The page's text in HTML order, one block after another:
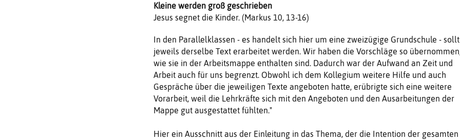
Kleine werden groß geschrieben
Jesus segnet die Kinder. (Markus 10, 13-16)
In den Parallelklassen - es handelt sich hier um eine zweizügige Grundschule -
jeweils derselbe Text erarbeitet werden. Wir haben die Vorschläge so
wie sie in der Arbeitsmappe enthalten sind. Dadurch war der Aufwand an Zeit und
Arbeit auch für uns begrenzt. Obwohl ich dem Kollegium weitere Hilfe und auch
Gespräche über die jeweiligen Texte angeboten hatte, erübrigte sich eine weitere
Vorarbeit, weil die Lehrkräfte sich mit den Angeboten und den Ausarbeitungen der
Mappe gut ausgestattet fühlten."
Hier ein Ausschnitt aus der Einleitung in das Thema, der die Intention der gesamten